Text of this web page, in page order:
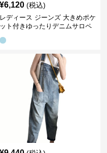
¥6,120 (税込)
レディース ジーンズ 大きめポケ
ット付きゆったりデニムサロペ